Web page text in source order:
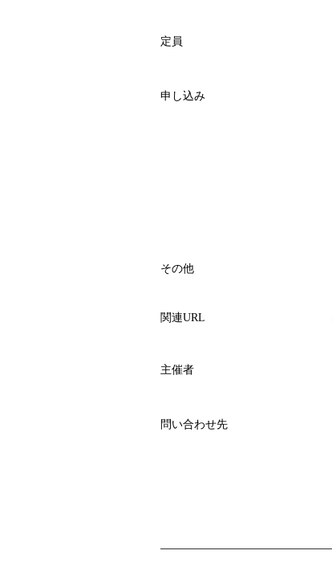
定員
申し込み
その他
関連URL
主催者
問い合わせ先